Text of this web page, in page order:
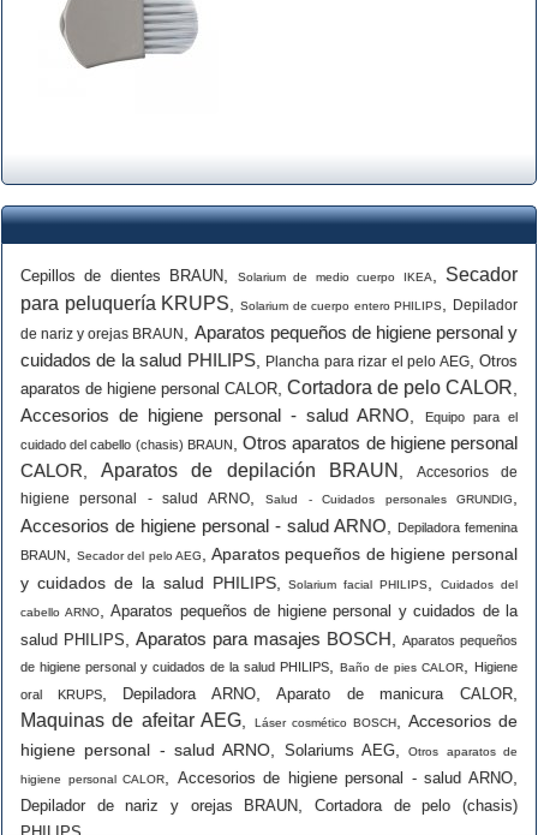
Cepillos de dientes BRAUN Solarium de medio cuerpo IKEA,Secador
para peluquería KRUPS
Solarium de cuerpo entero PHILIPS
Depilador
de nariz y orejas BRAUN
Aparatos pequeños de higiene personal y
cuidados de la salud PHILIPS, Plancha para rizar el pelo AEG,Otros
aparatos de higiene personal CALOR Cortadora de pelo CALOR
Accesorios de higiene personal - salud ARNO
Equipo para el
cuidado del cabello (chasis) BRAUN
,Otros aparatos de higiene personal
CALOR ,Aparatos de depilación BRAUN
Accesorios de
higiene personal - salud ARNO,Salud - Cuidados personales GRUNDIG
Accesorios de higiene personal - salud ARNO
Depiladora femenina
BRAUN
Secador del pelo AEG
Aparatos pequeños de higiene personal
y cuidados de la salud PHILIPS,Solarium facial PHILIPS ,Cuidados del
cabello ARNO, Aparatos pequeños de higiene personal y cuidados de la
salud PHILIPS
Aparatos para masajes BOSCH
Aparatos pequeños
de higiene personal y cuidados de la salud PHILIPS
Baño de pies CALOR
Higiene
oral KRUPS, Depiladora ARNO,Aparato de manicura CALOR
Maquinas de afeitar AEG Láser cosmético BOSCH
Accesorios de
higiene personal - salud ARNO
Solariums AEG ,Otros aparatos de
higiene personal CALOR Accesorios de higiene personal - salud ARNO
Depilador de nariz y orejas BRAUN ,Cortadora de pelo (chasis)